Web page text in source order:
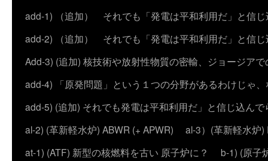
add-1) （追加） それでも「発電は平和利用だ」と信
add-2) （追加） それでも「発電は平和利用だ」と信
Add-3) (追加) 核技術や放射性物質の密輸、ジョージアで
add-4) 「原発問題」という１つの分野があるわけじゃ
add-5) (追加) それでも発電は平和利用だ」と信じ込ん
al-2) (革新軽水炉) ABWR (+ APWR)
al-3）(革新軽水炉)
at-1) (ATF) 新型の核燃料を古い 原子炉に？
b-1) (原子